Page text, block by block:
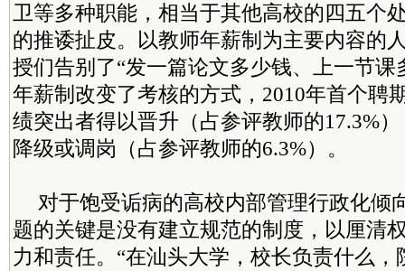
卫等多种职能，相当于其他高校的四五个
的推诿扯皮。以教师年薪制为主要内容的
授们告别了“发一篇论文多少钱、上一节课
年薪制改变了考核的方式，2010年首个聘
绩突出者得以晋升（占参评教师的17.3%
降级或调岗（占参评教师的6.3%）。
对于饱受诟病的高校内部管理行政化倾
题的关键是没有建立规范的制度，以厘清
力和责任。“在汕头大学，校长负责什么